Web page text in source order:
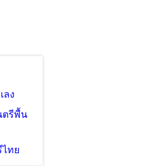
ลง
ตรีพื้น
ทย